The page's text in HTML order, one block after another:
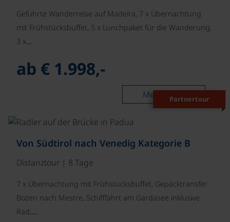
Geführte Wanderreise auf Madeira, 7 x Übernachtung
mit Frühstücksbuffet, 5 x Lunchpaket für die Wanderung,
3 x…
ab € 1.998,-
Mehr lesenPartnertour
Von Südtirol nach Venedig Kategorie B
Distanztour | 8 Tage
7 x Übernachtung mit Frühstücksbuffet, Gepäcktransfer
Bozen nach Mestre, Schifffahrt am Gardasee inklusive
Rad,…